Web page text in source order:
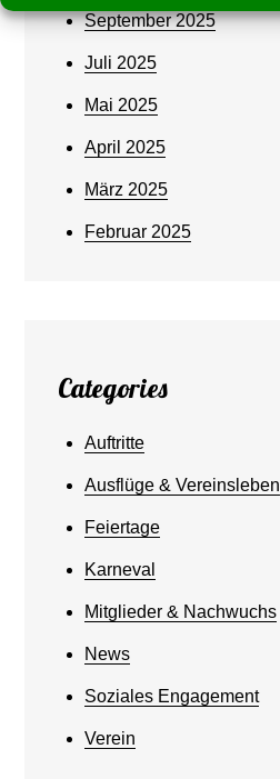
September 2025
Juli 2025
Mai 2025
April 2025
März 2025
Februar 2025
Categories
Auftritte
Ausflüge & Vereinsleben
Feiertage
Karneval
Mitglieder & Nachwuchs
News
Soziales Engagement
Verein